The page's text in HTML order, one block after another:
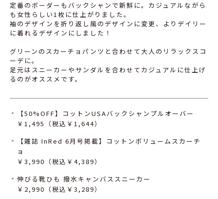
定番のボーダーもバックシャンで新鮮に。カジュアルながら
も女性らしい1枚に仕上がりました。
袖のデザインを折り返し風のデザインに変更、よりデイリー
に着れるデザインにしました！
グリーンのスカーチョパンツと合わせて大人のリラックスコ
ーデに。
足元はスニーカーやサンダルを合わせてカジュアルに仕上げ
るのがオススメです。
【50%OFF】コットンUSAバックシャンプルオーバー
￥1,495（税込￥1,644）
【雑誌 InRed 6月号掲載】コットンボリュームスカーチ
ョ
￥3,990（税込￥4,389）
伸びる靴ひも 撥水キャンバススニーカー
￥2,990（税込￥3,289）